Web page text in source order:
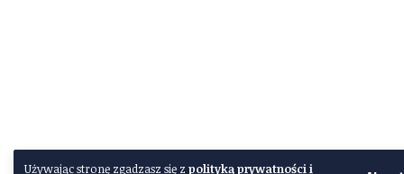
Używając stronę zgadzasz się z polityką prywatności i